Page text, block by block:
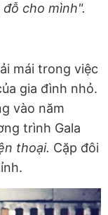
cho mình".
mái trong việc
gia đình nhỏ.
vào năm
trình Gala
thoại. Cặp đôi